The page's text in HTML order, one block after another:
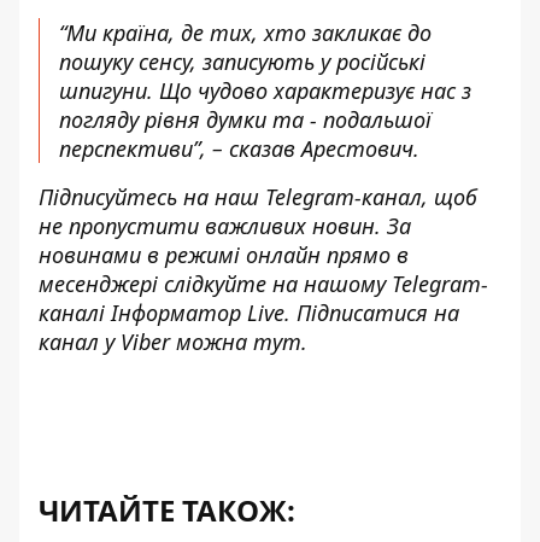
“Ми країна, де тих, хто закликає до
пошуку сенсу, записують у російські
шпигуни. Що чудово характеризує нас з
погляду рівня думки та - подальшої
перспективи”, – сказав Арестович.
Підписуйтесь на наш Telegram-канал, щоб
не пропустити важливих новин. За
новинами в режимі онлайн прямо в
месенджері слідкуйте на нашому Telegram-
каналіІнформатор Live. Підписатися на
канал у Viber можна тут.
ЧИТАЙТЕ ТАКОЖ: